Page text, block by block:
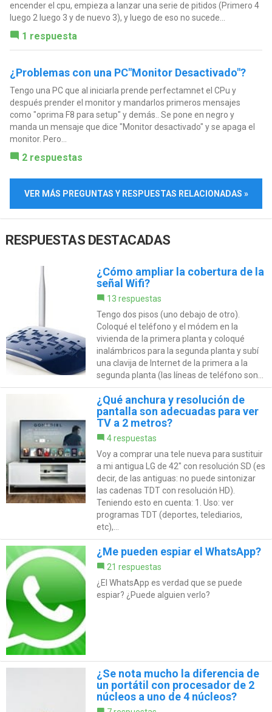
encender el cpu, empieza a lanzar una serie de pitidos (Primero 4
luego 2 luego 3 y de nuevo 3), y luego de eso no sucede...
1 respuesta
¿Problemas con una PC"Monitor Desactivado"?
Tengo una PC que al iniciarla prende perfectamnet el CPu y
después prender el monitor y mandarlos primeros mensajes
como "oprima F8 para setup" y demás.. Se pone en negro y
manda un mensaje que dice "Monitor desactivado" y se apaga el
monitor. Pero...
2 respuestas
VER MÁS PREGUNTAS Y RESPUESTAS RELACIONADAS »
RESPUESTAS DESTACADAS
¿Cómo ampliar la cobertura de la
señal Wifi?
13 respuestas
Tengo dos pisos (uno debajo de otro).
Coloqué el teléfono y el módem en la
vivienda de la primera planta y coloqué
inalámbricos para la segunda planta y subí
una clavija de Internet de la primera a la
segunda planta (las líneas de teléfono son...
¿Qué anchura y resolución de
pantalla son adecuadas para ver
TV a 2 metros?
4 respuestas
Voy a comprar una tele nueva para sustituir
a mi antigua LG de 42" con resolución SD (es
decir, de las antiguas: no puede sintonizar
las cadenas TDT con resolución HD).
Teniendo esto en cuenta: 1. Uso: ver
programas TDT (deportes, telediarios,
etc),...
¿Me pueden espiar el WhatsApp?
21 respuestas
¿El WhatsApp es verdad que se puede
espiar? ¿Puede alguien verlo?
¿Se nota mucho la diferencia de
un portátil con procesador de 2
núcleos a uno de 4 núcleos?